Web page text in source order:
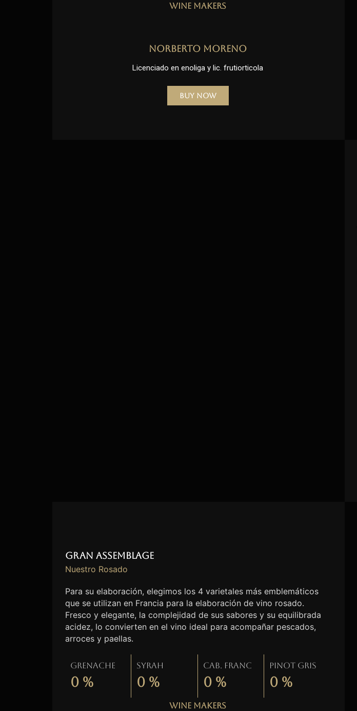
Wine Makers
Norberto Moreno
Licenciado en enoliga y lic. frutiorticola
Buy Now
Gran Assemblage
Nuestro Rosado
Para su elaboración, elegimos los 4 varietales más emblemáticos
que se utilizan en Francia para la elaboración de vino rosado.
Fresco y elegante, la complejidad de sus sabores y su equilibrada
acidez, lo convierten en el vino ideal para acompañar pescados,
arroces y paellas.
Grenache
0 %
Syrah
0 %
Cab. Franc
0 %
Pinot gris
0 %
Wine Makers